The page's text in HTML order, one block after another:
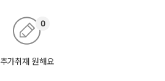
추가취재 원해요
0